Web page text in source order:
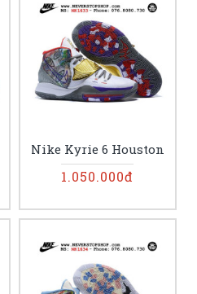
Nike Kyrie 6 Houston
1.050.000đ